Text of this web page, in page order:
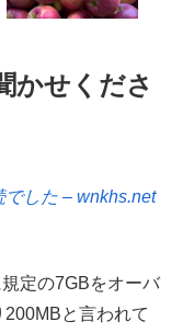
かせくださ
した – wnkhs.net
定の7GBをオーバ
と言われて